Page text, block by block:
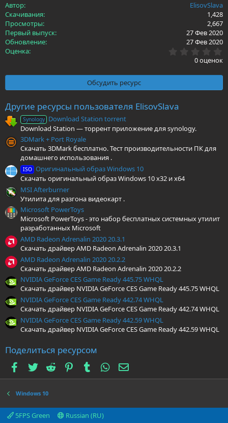
Автор
ElisovSlava
Скачивания
1,428
Просмотры
2,667
Первый выпуск
27 Фев 2020
Обновление
27 Фев 2020
Оценка
.
0
0
в
0 оценок
Обсудить ресурс
Другие ресурсы пользователя ElisovSlava
Synology Download Station torrent
Download Station — торрент приложение для synology.
3DMark + Port Royale
Скачать 3DMark бесплатно. Тест производительности ПК для
домашнего использования .
ISO Оригинальный образ Windows 10
Скачать оригинальный образ Windows 10 x32 и x64
MSI Afterburner
Утилита для разгона видеокарт .
Microsoft PowerToys
Microsoft PowerToys - это набор бесплатных системных утилит
разработанных Microsoft
AMD Radeon Adrenalin 2020 20.3.1
Скачать драйвер AMD Radeon Adrenalin 2020 20.3.1
AMD Radeon Adrenalin 2020 20.2.2
Скачать драйвер AMD Radeon Adrenalin 2020 20.2.2
NVIDIA GeForce CES Game Ready 445.75 WHQL
Скачать драйвер NVIDIA GeForce CES Game Ready 445.75 WHQL
NVIDIA GeForce CES Game Ready 442.74 WHQL
Скачать драйвер NVIDIA GeForce CES Game Ready 442.74 WHQL
NVIDIA GeForce CES Game Ready 442.59 WHQL
Скачать драйвер NVIDIA GeForce CES Game Ready 442.59 WHQL
Поделиться ресурсом
Facebook
Twitter Reddit PinterestTumblr WhatsApp
Windows 10
5FPS Green Russian (RU)